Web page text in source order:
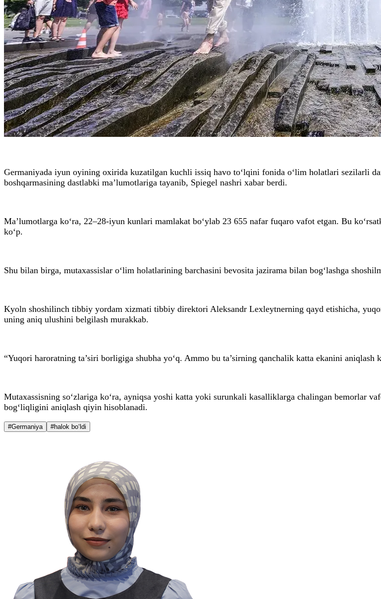
Germaniyada iyun oyining oxirida kuzatilgan kuchli issiq havo to‘lqini fonida o‘lim holatlari sezilarli
boshqarmasining dastlabki ma’lumotlariga tayanib, Spiegel nashri xabar berdi.
Ma’lumotlarga ko‘ra, 22–28-iyun kunlari mamlakat bo‘ylab 23 655 nafar fuqaro vafot etgan. Bu
ko‘p.
Shu bilan birga, mutaxassislar o‘lim holatlarining barchasini bevosita jazirama bilan bog‘lashga
Kyoln shoshilinch tibbiy yordam xizmati tibbiy direktori Aleksandr Lexleytnerning qayd etishicha,
uning aniq ulushini belgilash murakkab.
“Yuqori haroratning ta’siri borligiga shubha yo‘q. Ammo bu ta’sirning qanchalik katta ekanini
Mutaxassisning so‘zlariga ko‘ra, ayniqsa yoshi katta yoki surunkali kasalliklarga chalingan bemorlar
bog‘liqligini aniqlash qiyin hisoblanadi.
#Germaniya #halok bo‘ldi